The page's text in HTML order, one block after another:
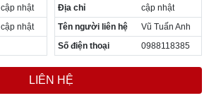
cập nhật
cập nhật
Địa chỉ
cập nhật
Tên người liên hệ
Vũ Tuấn Anh
Số điện thoại
0988118385
LIÊN HỆ